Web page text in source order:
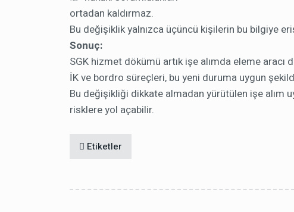
ortadan kaldırmaz.
Bu değişiklik yalnızca üçüncü kişilerin bu bilgiye
Sonuç:
SGK hizmet dökümü artık işe alımda eleme aracı
İK ve bordro süreçleri, bu yeni duruma uygun
Bu değişikliği dikkate almadan yürütülen işe alım
risklere yol açabilir.
Etiketler